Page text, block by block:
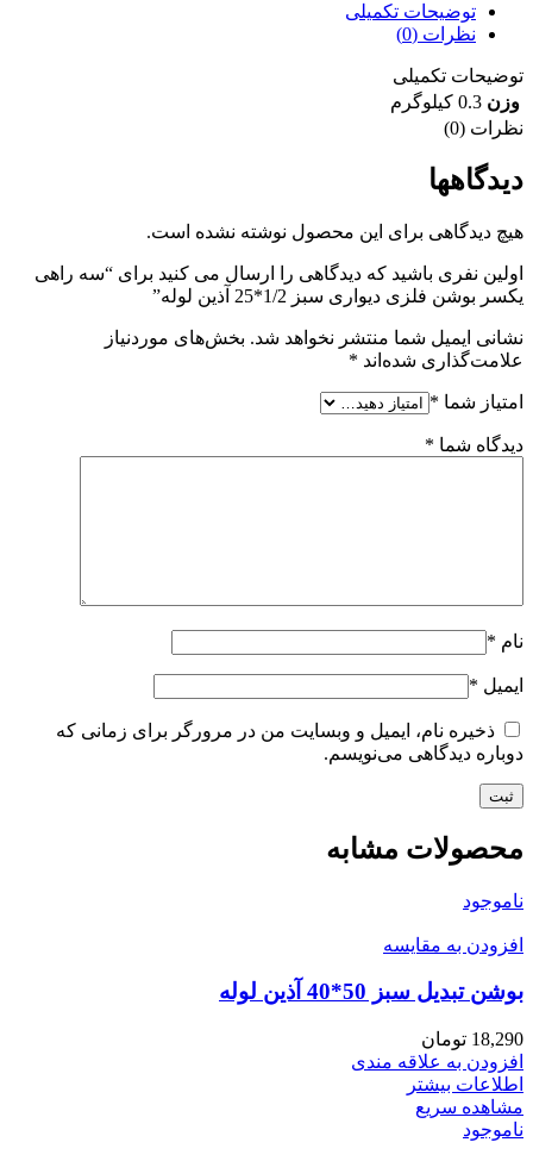
توضیحات تکمیلی
نظرات (0)
توضیحات تکمیلی
وزن 0.3 کیلوگرم
نظرات (0)
دیدگاهها
هیچ دیدگاهی برای این محصول نوشته نشده است.
اولین نفری باشید که دیدگاهی را ارسال می کنید برای “سه راهی
یکسر بوشن فلزی دیواری سبز 1/2*25 آذین لوله”
نشانی ایمیل شما منتشر نخواهد شد. بخش‌های موردنیاز
علامت‌گذاری شده‌اند *
امتیاز شما *
دیدگاه شما *
نام *
ایمیل *
ذخیره نام، ایمیل و وبسایت من در مرورگر برای زمانی که
دوباره دیدگاهی می‌نویسم.
محصولات مشابه
ناموجود
افزودن به مقایسه
بوشن تبدیل سبز 50*40 آذین لوله
18,290 تومان
افزودن به علاقه مندی
اطلاعات بیشتر
مشاهده سریع
ناموجود